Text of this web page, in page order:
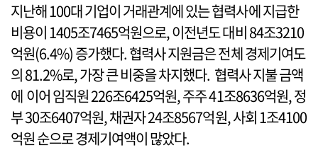
지난해 100대 기업이 거래관계에 있는 협력사에 지급한
비용이 1405조7465억원으로, 이전년도 대비 84조3210
억원(6.4%) 증가했다. 협력사 지원금은 전체 경제기여도
의 81.2%로, 가장 큰 비중을 차지했다. 협력사 지불 금액
에 이어 임직원 226조6425억원, 주주 41조8636억원, 정
부 30조6407억원, 채권자 24조8567억원, 사회 1조4100
억원 순으로 경제기여액이 많았다.